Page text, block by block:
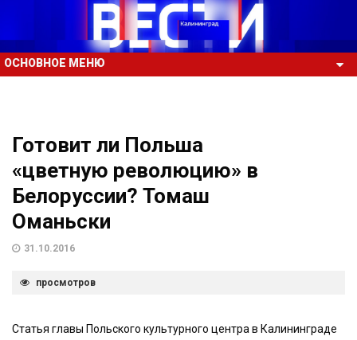
ОСНОВНОЕ МЕНЮ
Готовит ли Польша
«цветную революцию» в
Белоруссии? Томаш
Оманьски
31.10.2016
просмотров
Статья главы Польского культурного центра в Калининграде